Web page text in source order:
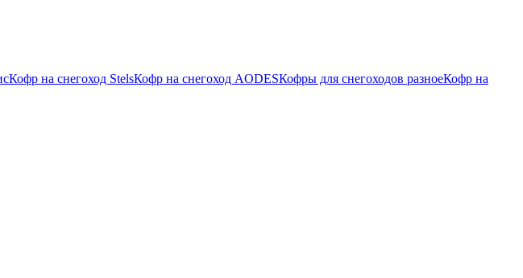
Кофр на снегоход StelsКофр на снегоход AODESКофры для снегоходов разноеКофр на